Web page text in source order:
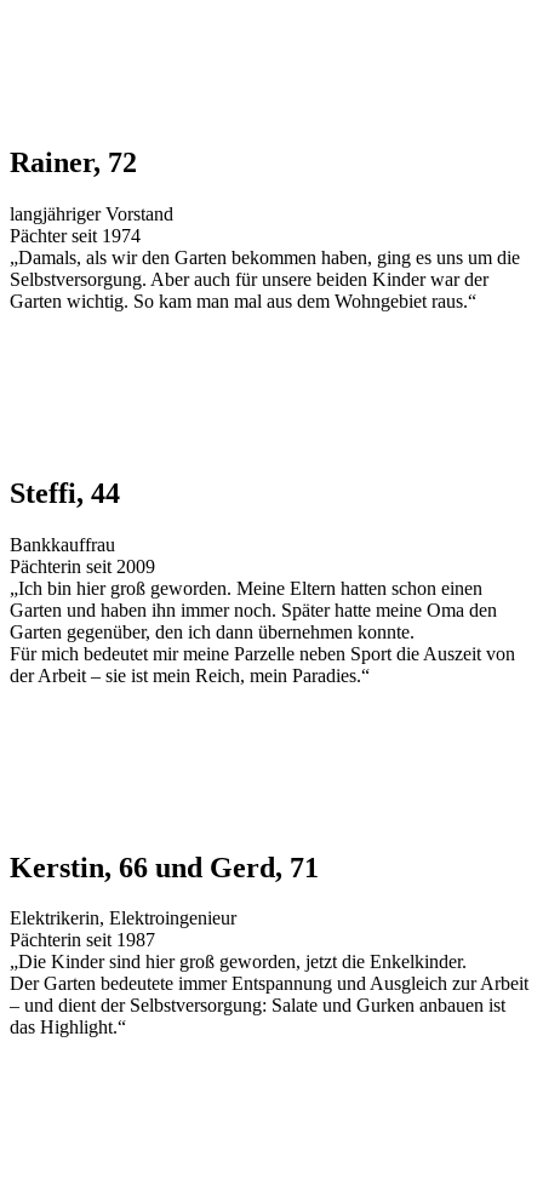
Rainer, 72
langjähriger Vorstand
Pächter seit 1974
„Damals, als wir den Garten bekommen haben, ging es uns um die
Selbstversorgung. Aber auch für unsere beiden Kinder war der
Garten wichtig. So kam man mal aus dem Wohngebiet raus.“
Steffi, 44
Bankkauffrau
Pächterin seit 2009
„Ich bin hier groß geworden. Meine Eltern hatten schon einen
Garten und haben ihn immer noch. Später hatte meine Oma den
Garten gegenüber, den ich dann übernehmen konnte.
Für mich bedeutet mir meine Parzelle neben Sport die Auszeit von
der Arbeit – sie ist mein Reich, mein Paradies.“
Kerstin, 66 und Gerd, 71
Elektrikerin, Elektroingenieur
Pächterin seit 1987
„Die Kinder sind hier groß geworden, jetzt die Enkelkinder.
Der Garten bedeutete immer Entspannung und Ausgleich zur Arbeit
– und dient der Selbstversorgung: Salate und Gurken anbauen ist
das Highlight.“